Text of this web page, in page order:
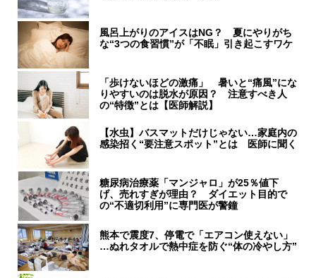
風呂上がりのアイスはNG？ 夏にやりがち
な“3つの食習慣”が「不眠」引き起こすワケ
「歩けないほどの激痛」 暑いと“痛風”にな
りやすいのは脱水が原因？ 注意すべき人
の“特徴”とは【医師解説】
【水虫】バスマットだけじゃない…家庭内の
感染招く“要注意スポット”とは 医師に聞く
糖尿病治療薬「マンジャロ」が25％値下
げ、売れすぎが理由？ ダイエット目的で
の“不適切利用”に専門医が警鐘
熊本で震度7、停電で「エアコン使えない」
…ぬれタオルで熱中症を防ぐ“体の冷やし方”